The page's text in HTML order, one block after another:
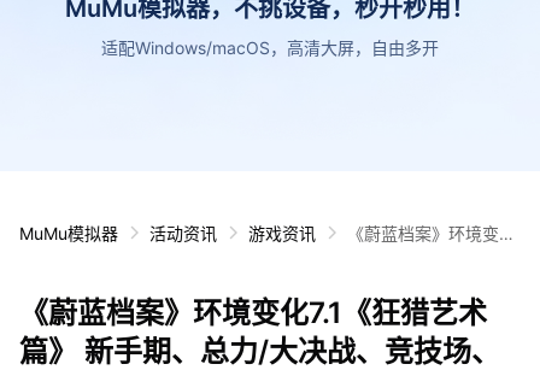
MuMu模拟器，不挑设备，秒开秒用！
适配Windows/macOS，高清大屏，自由多开
MuMu模拟器 活动资讯 游戏资讯
《蔚蓝档案》环境变化
竞技场、爬塔、高难角
评
《蔚蓝档案》环境变化7.1《狂猎艺术
篇》 新手期、总力/大决战、竞技场、